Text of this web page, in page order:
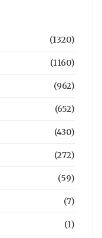
(1320)
(1160)
(962)
(652)
(430)
(272)
(59)
(7)
(1)